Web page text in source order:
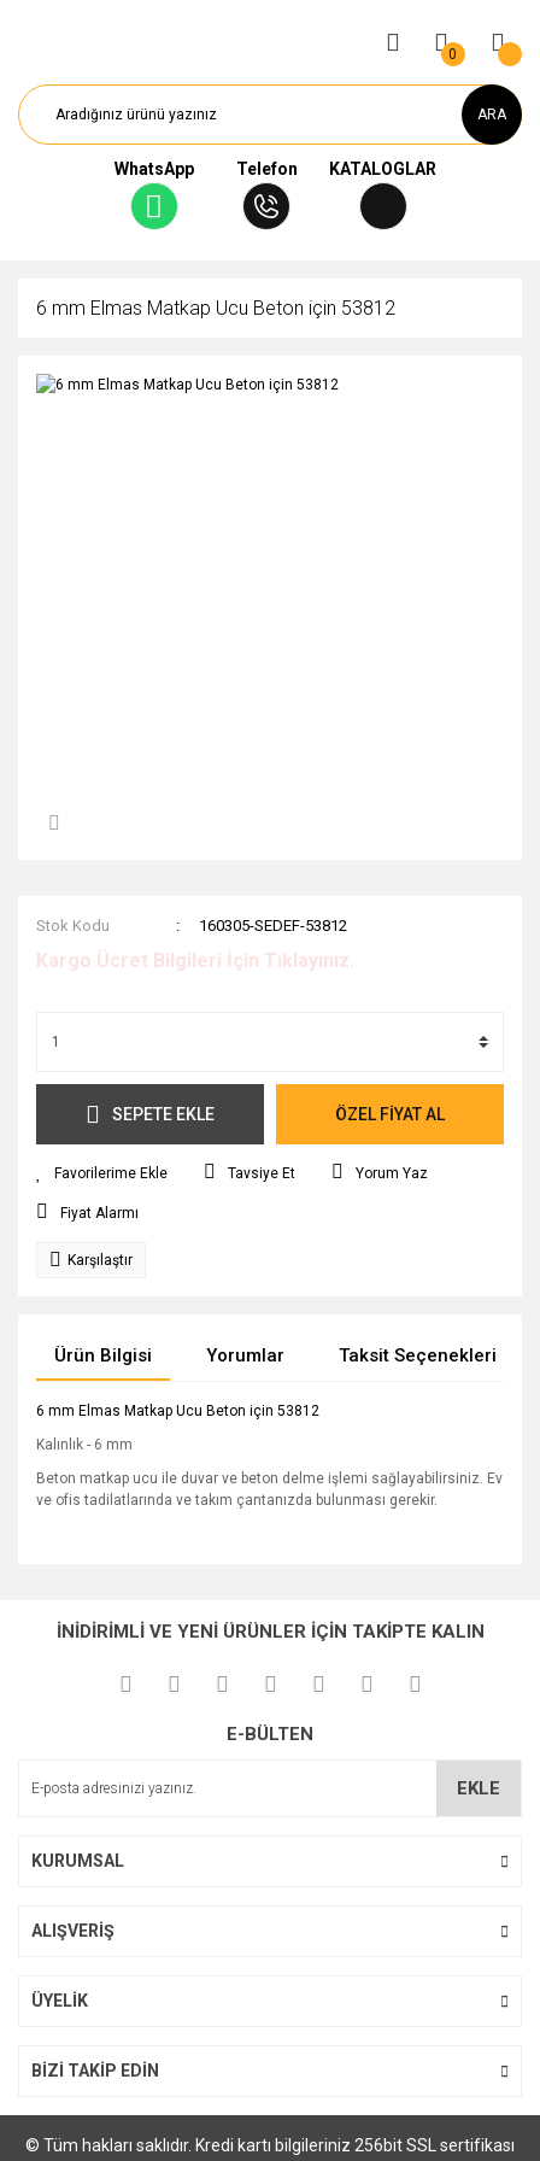
ARA
WhatsApp Telefon KATALOGLAR
0
6 mm Elmas Matkap Ucu Beton için 53812
Stok Kodu 160305-SEDEF-53812
Kargo Ücret Bilgileri İçin Tıklayınız.
SEPETE EKLE ÖZEL FİYAT AL
Tavsiye Et Yorum Yaz
Fiyat Alarmı
Karşılaştır
Ürün Bilgisi Yorumlar Taksit Seçenekleri
6 mm Elmas Matkap Ucu Beton için 53812
Kalınlık - 6 mm
Beton matkap ucu ile duvar ve beton delme işlemi sağlayabilirsiniz. Ev
ve ofis tadilatlarında ve takım çantanızda bulunması gerekir.
Yorum Yaz
kullanarak tarafımıza iletebilirsiniz.
Görüş ve önerileriniz için teşekkür ederiz.
Ürün açıklamasında eksik bilgiler bulunuyor.
İNİDİRİMLİ VE YENİ ÜRÜNLER İÇİN TAKİPTE KALIN
E-BÜLTEN
EKLE
KURUMSAL
ALIŞVERİŞ
ÜYELİK
BİZİ TAKİP EDİN
© Tüm hakları saklıdır. Kredi kartı bilgileriniz 256bit SSL sertifikası